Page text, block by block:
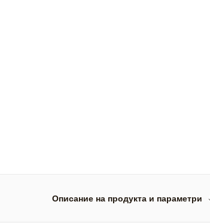
Описание на продукта и параметри